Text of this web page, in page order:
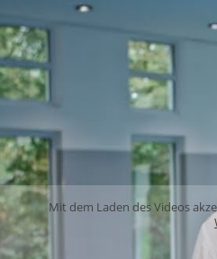
Mit dem Laden des Videos